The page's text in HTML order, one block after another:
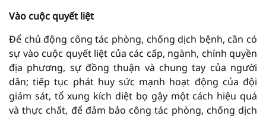
Vào cuộc quyết liệt
Để chủ động công tác phòng, chống dịch bệnh, cần có
sự vào cuộc quyết liệt của các cấp, ngành, chính quyền
địa phương, sự đồng thuận và chung tay của người
dân; tiếp tục phát huy sức mạnh hoạt động của đội
giám sát, tổ xung kích diệt bọ gậy một cách hiệu quả
và thực chất, để đảm bảo công tác phòng, chống dịch